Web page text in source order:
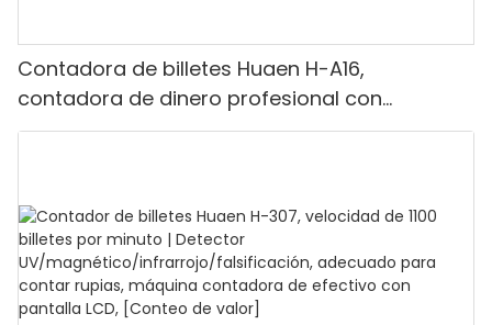
Contadora de billetes Huaen H-A16,
contadora de dinero profesional con
detección UV/MG/IR/DD, capacidad para
restaurantes.